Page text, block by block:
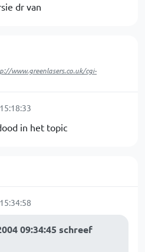
dr van
www.greenlasers.co.uk/cgi-
in het topic
09:34:45 schreef